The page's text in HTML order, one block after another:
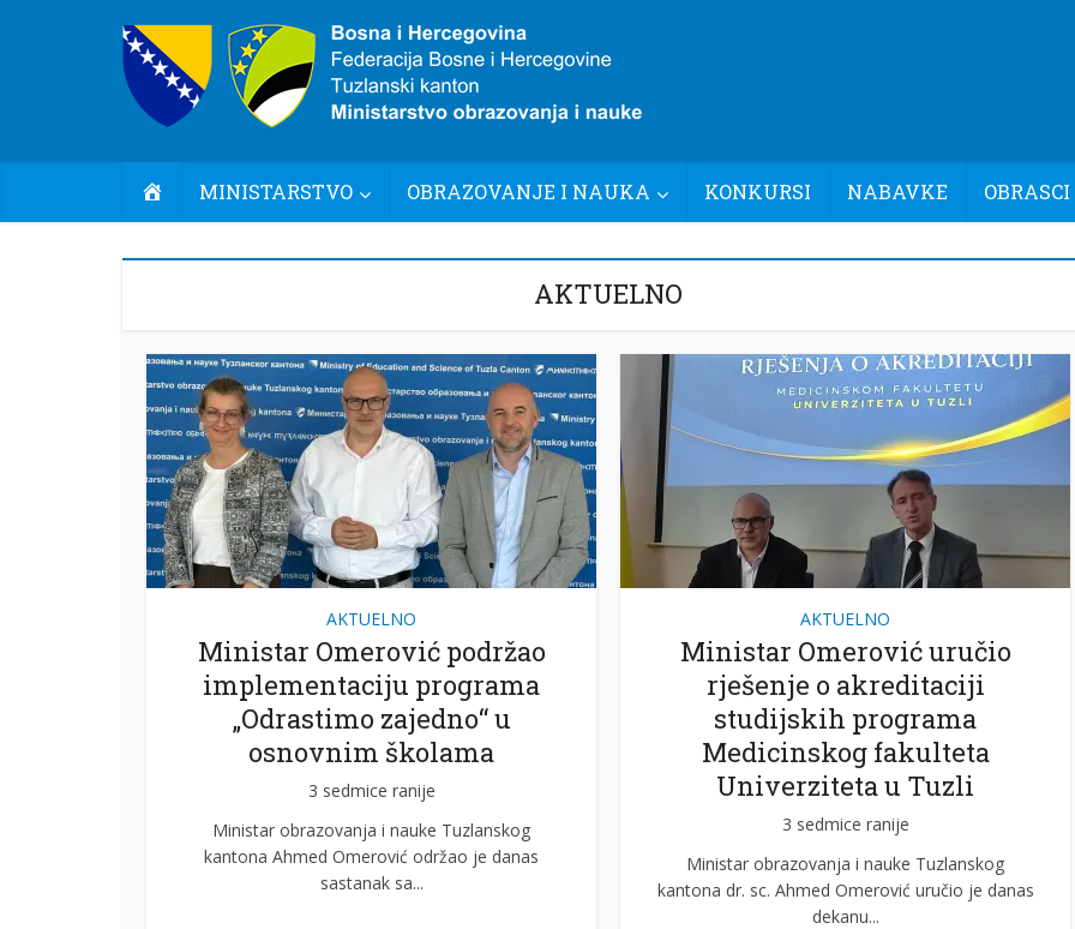
POČETNA
MINISTARSTVO OBRAZOVANJE I NAUKA KONKURSI NABAVKE OBRASCI
AKTUELNO
AKTUELNO
Ministar Omerović podržao
implementaciju programa
„Odrastimo zajedno“ u
osnovnim školama
3 sedmice ranije
Ministar obrazovanja i nauke Tuzlanskog
kantona Ahmed Omerović održao je danas
sastanak sa...
AKTUELNO
Ministar Omerović uručio
rješenje o akreditaciji
studijskih programa
Medicinskog fakulteta
Univerziteta u Tuzli
3 sedmice ranije
Ministar obrazovanja i nauke Tuzlanskog
kantona dr. sc. Ahmed Omerović uručio je danas
dekanu...